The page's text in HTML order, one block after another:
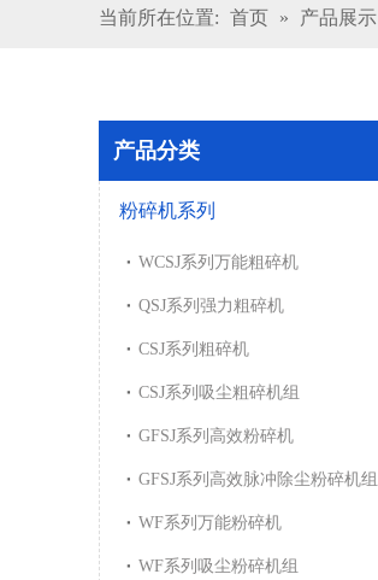
当前所在位置: 首页 » 产品展示
产品分类
粉碎机系列
WCSJ系列万能粗碎机
QSJ系列强力粗碎机
CSJ系列粗碎机
CSJ系列吸尘粗碎机组
GFSJ系列高效粉碎机
GFSJ系列高效脉冲除尘粉碎机组
WF系列万能粉碎机
WF系列吸尘粉碎机组